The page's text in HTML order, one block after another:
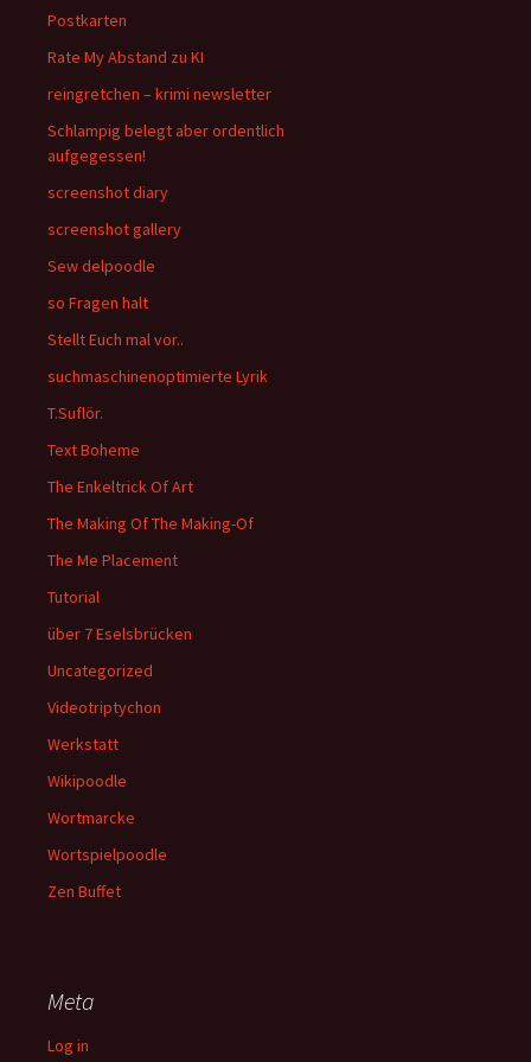
Postkarten
Rate My Abstand zu KI
reingretchen – krimi newsletter
Schlampig belegt aber ordentlich
aufgegessen!
screenshot diary
screenshot gallery
Sew delpoodle
so Fragen halt
Stellt Euch mal vor..
suchmaschinenoptimierte Lyrik
T.Suflör.
Text Boheme
The Enkeltrick Of Art
The Making Of The Making-Of
The Me Placement
Tutorial
über 7 Eselsbrücken
Uncategorized
Videotriptychon
Werkstatt
Wikipoodle
Wortmarcke
Wortspielpoodle
Zen Buffet
Meta
Log in